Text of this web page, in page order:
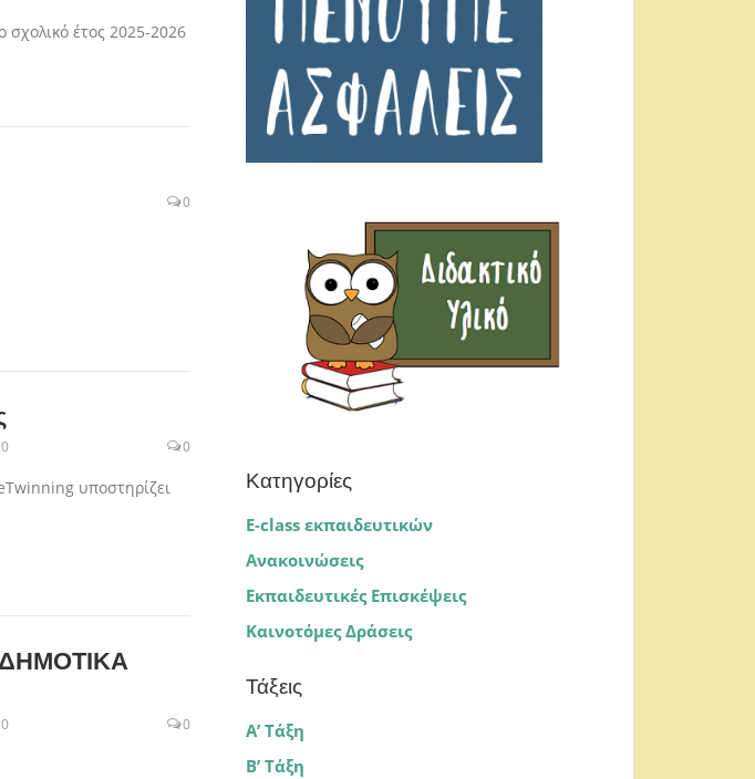
σχολικό έτος 2025-2026
0
0
υποστηρίζει
ΔΗΜΟΤΙΚΑ
0
Κατηγορίες
E-class εκπαιδευτικών
Ανακοινώσεις
Εκπαιδευτικές Επισκέψεις
Καινοτόμες Δράσεις
Τάξεις
Α’ Τάξη
Β’ Τάξη